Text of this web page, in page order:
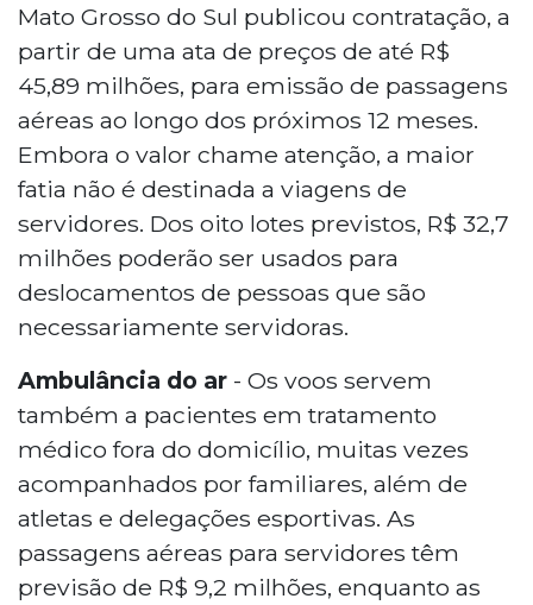
Mato Grosso do Sul publicou contratação, a
partir de uma ata de preços de até R$
45,89 milhões, para emissão de passagens
aéreas ao longo dos próximos 12 meses.
Embora o valor chame atenção, a maior
fatia não é destinada a viagens de
servidores. Dos oito lotes previstos, R$ 32,7
milhões poderão ser usados para
deslocamentos de pessoas que são
necessariamente servidoras.
Ambulância do ar - Os voos servem
também a pacientes em tratamento
médico fora do domicílio, muitas vezes
acompanhados por familiares, além de
atletas e delegações esportivas. As
passagens aéreas para servidores têm
previsão de R$ 9,2 milhões, enquanto as